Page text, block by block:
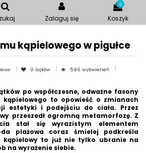
Zaloguj się
0
Koszyk
kąpielowego w pigułce
0 lajków
590 wyświetleń
po współczesne, odważne fasony
to opowieść o zmianach
estetyki i podejściu do ciała. Przez
przeszedł ogromną metamorfozę. Z
stał się wyrazistym elementem
plażowa coraz śmielej podkreśla
kąpielowy to już nie tylko ubranie na
na wyrażenie siebie.